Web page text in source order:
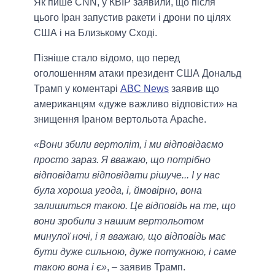
Як пише CNN, у КВІР заявили, що після
цього Іран запустив ракети і дрони по цілях
США і на Близькому Сході.
Пізніше стало відомо, що перед
оголошенням атаки президент США Дональд
Трамп у коментарі ABC News заявив що
американцям «дуже важливо відповісти» на
знищення Іраном вертольота Apache.
«Вони збили вертоліт, і ми відповідаємо
просто зараз. Я вважаю, що потрібно
відповідати відповідати рішуче... І у нас
була хороша угода, і, ймовірно, вона
залишиться такою. Це відповідь на те, що
вони зробили з нашим вертольотом
минулої ночі, і я вважаю, що відповідь має
бути дуже сильною, дуже потужною, і саме
такою вона і є», – заявив Трамп.